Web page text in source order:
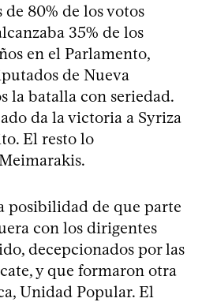
de 80% de los votos
35% de los
en el Parlamento,
de Nueva
la batalla con seriedad.
da la victoria a Syriza
El resto lo
posibilidad de que parte
con los dirigentes
decepcionados por las
y que formaron otra
Unidad Popular. El